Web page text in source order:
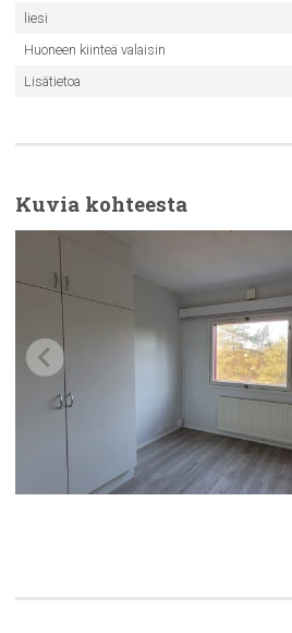
liesi
Huoneen kiinteä valaisin
Lisätietoa
Kuvia kohteesta